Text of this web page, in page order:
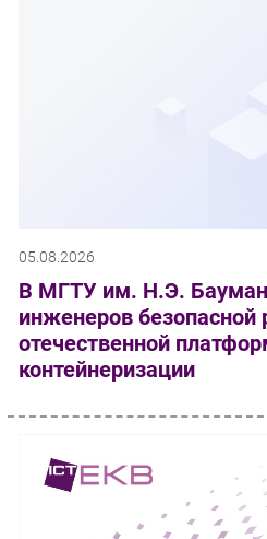
05.08.2026
В МГТУ им. Н.Э.
инженеров безопасной
отечественной
контейнеризации